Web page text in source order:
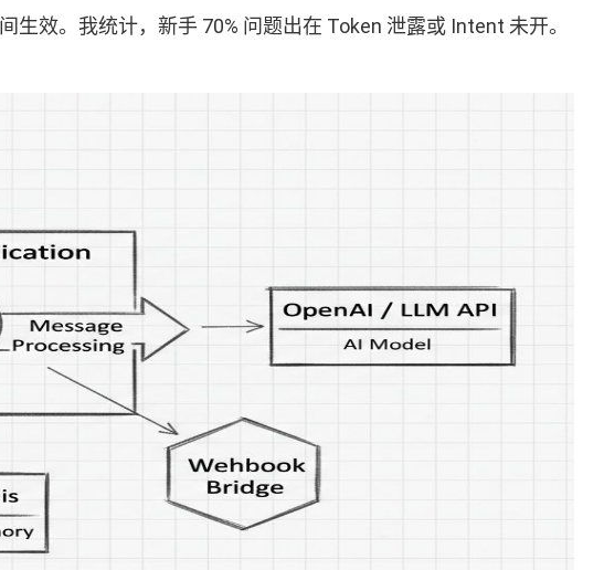
效。我统计，新手 70% 问题出在 Token 泄露或 Intent 未开。